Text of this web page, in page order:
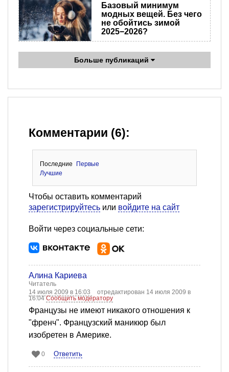
Базовый минимум
модных вещей. Без чего
не обойтись зимой
2025−2026?
Больше публикаций
Комментарии (6):
Последние
Первые
Лучшие
Чтобы оставить комментарий
зарегистрируйтесь или войдите на сайт
Войти через социальные сети:
Алина Кариева
Читатель
14 июля 2009 в 16:03
отредактирован 14 июля 2009 в
16:04Сообщить модератору
Французы не имеют никакого отношения к
"френч". Французский маникюр был
изобретен в Америке.
0 Ответить